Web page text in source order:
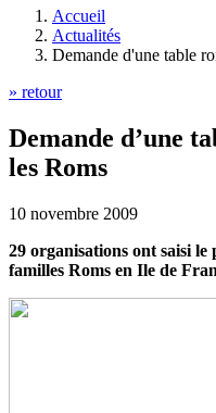
Accueil
Actualités
Demande d'une table
» retour
Demande d’une
les Roms
10 novembre 2009
29 organisations ont saisi
familles Roms en Ile de